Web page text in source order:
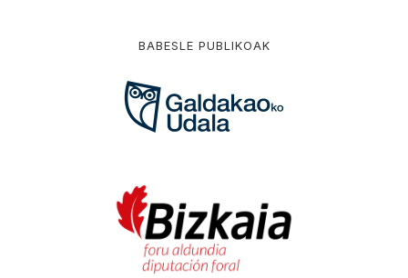
BABESLE PUBLIKOAK